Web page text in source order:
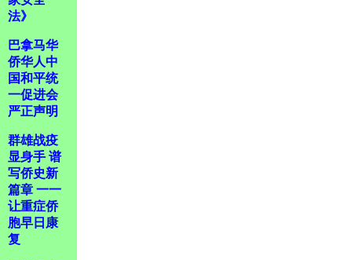
法》
巴拿马华
侨华人中
国和平统
一促进会
严正声明
群雄战疫
显身手 谱
写侨史新
篇章 一一
让重症侨
胞早日康
复